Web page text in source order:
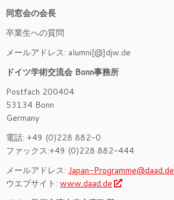
同窓会の会長
卒業生への質問
メールアドレス: alumni[@]djw.de
ドイツ学術交流会 Bonn事務所
Postfach 200404
53134 Bonn
Germany
電話: +49 (0)228 882-0
ファックス:+49 (0)228 882-444
メールアドレス: Japan-Programme@daad.de
ウエブサイト: www.daad.de